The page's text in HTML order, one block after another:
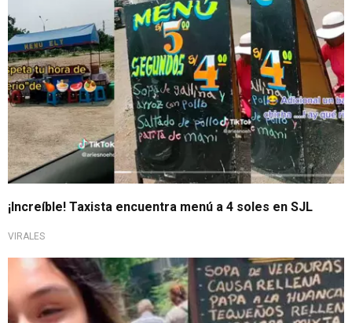
¡Increíble! Taxista encuentra menú a 4 soles en SJL
VIRALES
Ya cuenta con 1 millón de reproducciones